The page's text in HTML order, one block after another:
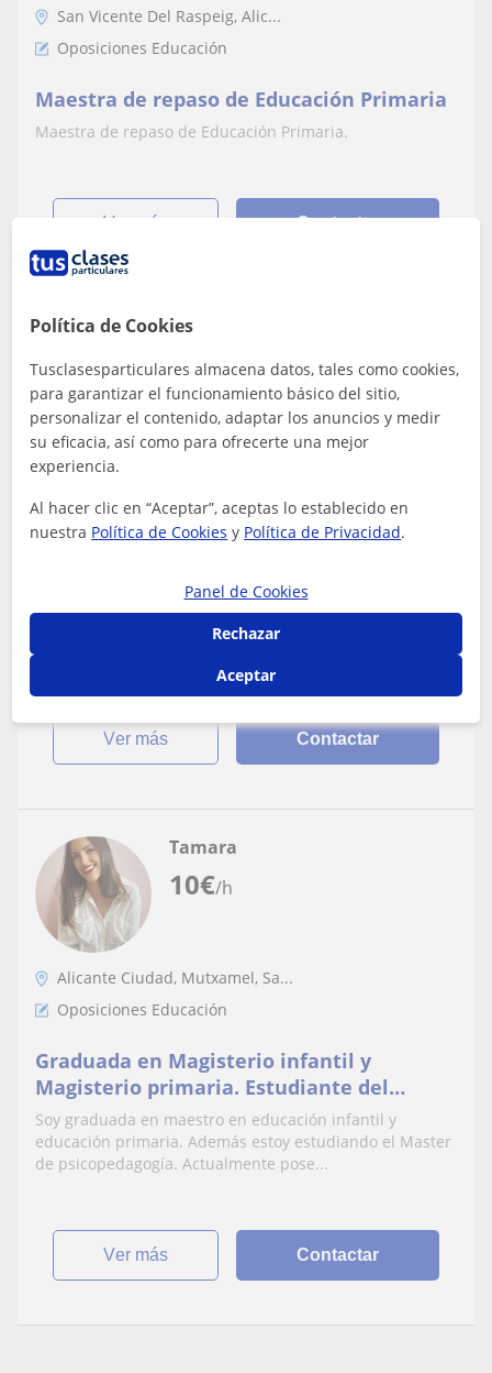
San Vicente Del Raspeig, Alic...
Oposiciones Educación
Maestra de repaso de Educación Primaria
Maestra de repaso de Educación Primaria.
ver más Contactar
12€/h
Teresa
San Vicente Del Raspeig
Doy clases particulares de refuerzo para
lengua para alumnos hasta 3º de la ESO
Doy clases particulares de refuerzo para alumno de
primaria; y de matemáticas lengua para alumnos hasta
ver más Contactar
10€/h
Tamara
Alicante Ciudad, Mutxamel, Sa...
Oposiciones Educación
Graduada en Magisterio infantil y
Magisterio primaria. Estudiante del
master en Psicopedagogía. Adoro educar y
a los niños
Soy graduada en maestro en educación infantil y
educación primaria. Además estoy estudiando el Master
de psicopedagogía. Actualmente pose...
ver más Contactar
Política de Cookies
Tusclasesparticulares almacena datos, tales como cookies,
para garantizar el funcionamiento básico del sitio,
personalizar el contenido, adaptar los anuncios y medir
su eficacia, así como para ofrecerte una mejor
experiencia.
Al hacer clic en “Aceptar”, aceptas lo establecido en
nuestra Política de Cookies y Política de Privacidad.
Panel de Cookies
Rechazar
Aceptar